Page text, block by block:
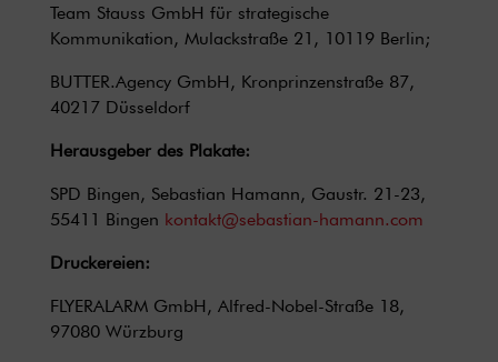
Team Stauss GmbH für strategische
Kommunikation, Mulackstraße 21, 10119 Berlin;
BUTTER.Agency GmbH, Kronprinzenstraße 87,
40217 Düsseldorf
Herausgeber des Plakate:
SPD Bingen, Sebastian Hamann, Gaustr. 21-23,
55411 Bingen kontakt@sebastian-hamann.com
Druckereien:
FLYERALARM GmbH, Alfred-Nobel-Straße 18,
97080 Würzburg